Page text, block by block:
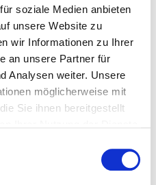
soziale Medien anbieten
unsere Website zu
wir Informationen zu Ihrer
an unsere Partner für
Analysen weiter. Unsere
möglicherweise mit
Sie ihnen bereitgestellt